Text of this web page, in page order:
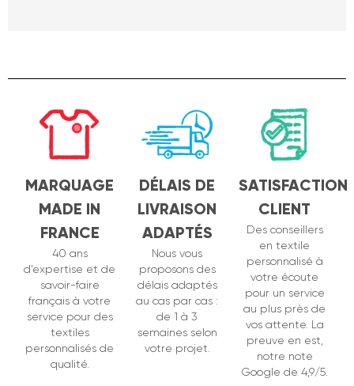
MARQUAGE
MADE IN
FRANCE
40 ans
d’expertise et de
savoir-faire
français à votre
service pour des
textiles
personnalisés de
qualité.
DÉLAIS DE
LIVRAISON
ADAPTÉS
Nous vous
proposons des
délais adaptés
au cas par cas :
de 1 à 3
semaines selon
votre projet.
SATISFACTION
CLIENT
Des conseillers
en textile
personnalisé à
votre écoute
pour un service
au plus près de
vos attente. La
preuve en est,
notre note
Google de 4,9/5.